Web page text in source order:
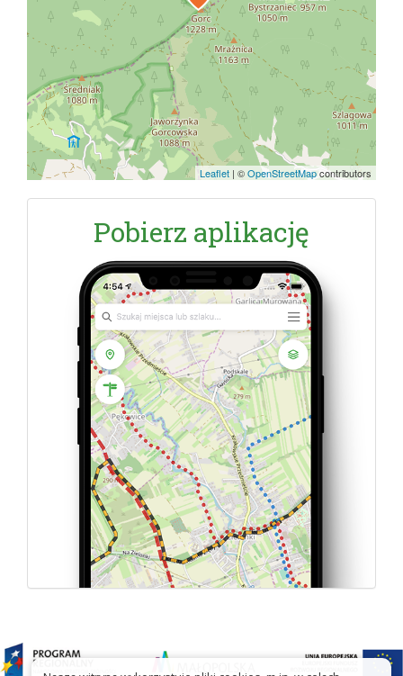
Leaflet | ©OpenStreetMapcontributors
Pobierz aplikację